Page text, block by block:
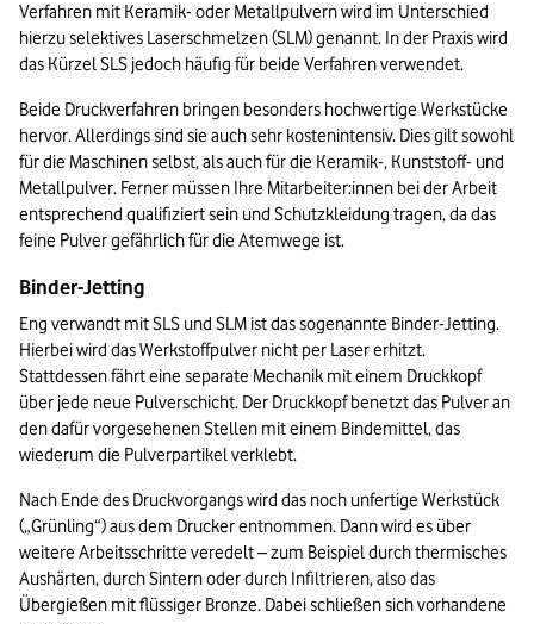
Verfahren mit Keramik- oder Metallpulvern wird im Unterschied
hierzu selektives Laserschmelzen (SLM) genannt. In der Praxis wird
das Kürzel SLS jedoch häufig für beide Verfahren verwendet.
Beide Druckverfahren bringen besonders hochwertige Werkstücke
hervor. Allerdings sind sie auch sehr kostenintensiv. Dies gilt sowohl
für die Maschinen selbst, als auch für die Keramik-, Kunststoff- und
Metallpulver. Ferner müssen Ihre Mitarbeiter:innen bei der Arbeit
entsprechend qualifiziert sein und Schutzkleidung tragen, da das
feine Pulver gefährlich für die Atemwege ist.
Binder-Jetting
Eng verwandt mit SLS und SLM ist das sogenannte Binder-Jetting.
Hierbei wird das Werkstoffpulver nicht per Laser erhitzt.
Stattdessen fährt eine separate Mechanik mit einem Druckkopf
über jede neue Pulverschicht. Der Druckkopf benetzt das Pulver an
den dafür vorgesehenen Stellen mit einem Bindemittel, das
wiederum die Pulverpartikel verklebt.
Nach Ende des Druckvorgangs wird das noch unfertige Werkstück
(„Grünling“) aus dem Drucker entnommen. Dann wird es über
weitere Arbeitsschritte veredelt – zum Beispiel durch thermisches
Aushärten, durch Sintern oder durch Infiltrieren, also das
Übergießen mit flüssiger Bronze. Dabei schließen sich vorhandene